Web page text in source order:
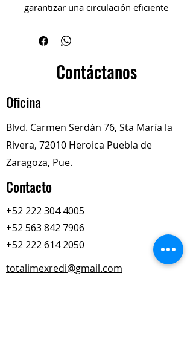
garantizar una circulación eficiente
temperatura óptima del motor.
Construcción resistente, impulsor
de calidad y sello duradero que
aseguran larga vida útil en
Contáctanos
Oficina
Blvd. Carmen Serdán 76, Sta María la
Rivera, 72010 Heroica Puebla de
Zaragoza, Pue.
Contacto
+52 222 304 4005
+52 563 842 7906
+52 222 614 2050
totalimexredi@gmail.com